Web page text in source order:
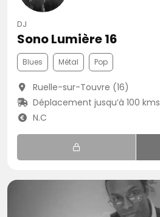
DJ
Sono Lumière 16
Blues Métal Pop
Ruelle-sur-Touvre (16)
Déplacement jusqu’à 100 kms
N.C